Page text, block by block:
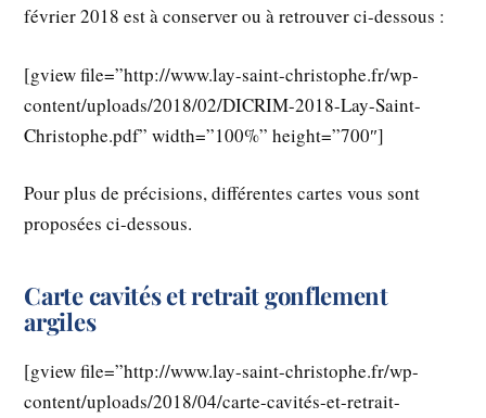
février 2018 est à conserver ou à retrouver ci-dessous :
[gview file=”http://www.lay-saint-christophe.fr/wp-
content/uploads/2018/02/DICRIM-2018-Lay-Saint-
Christophe.pdf” width=”100%” height=”700″]
Pour plus de précisions, différentes cartes vous sont
proposées ci-dessous.
Carte cavités et retrait gonflement
argiles
[gview file=”http://www.lay-saint-christophe.fr/wp-
content/uploads/2018/04/carte-cavités-et-retrait-